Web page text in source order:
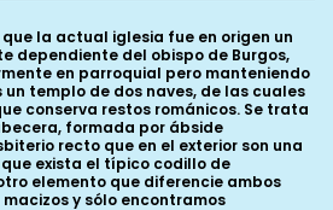
que la actual iglesia fue en origen un
dependiente del obispo de Burgos,
en parroquial pero manteniendo
un templo de dos naves, de las cuales
conserva restos románicos. Se trata
formada por ábside
recto que en el exterior son una
exista el típico codillo de
elemento que diferencie ambos
macizos y sólo encontramos